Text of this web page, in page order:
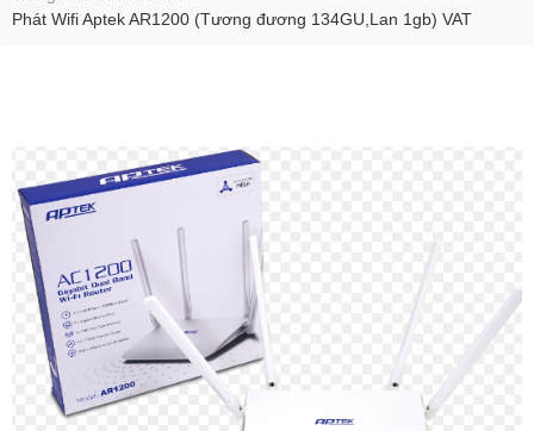
Phát Wifi Aptek AR1200 (Tương đương 134GU,Lan 1gb) VAT